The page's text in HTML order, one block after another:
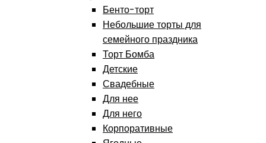
Бенто-торт
Небольшие торты для
семейного праздника
Торт Бомба
Детские
Свадебные
Для нее
Для него
Корпоративные